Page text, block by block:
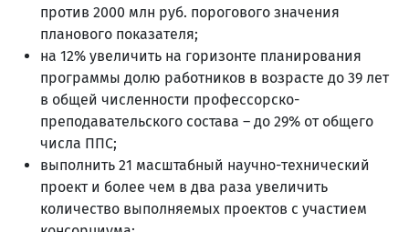
против 2000 млн руб. порогового значения
планового показателя;
на 12% увеличить на горизонте планирования
программы долю работников в возрасте до 39 лет
в общей численности профессорско-
преподавательского состава – до 29% от общего
числа ППС;
выполнить 21 масштабный научно-технический
проект и более чем в два раза увеличить
количество выполняемых проектов с участием